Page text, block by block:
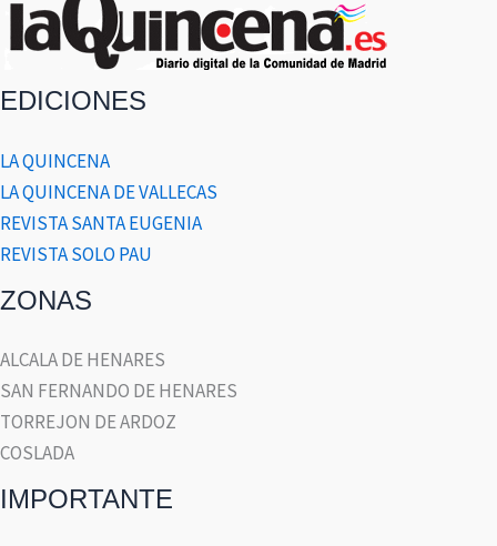
EDICIONES
LA QUINCENA
LA QUINCENA DE VALLECAS
REVISTA SANTA EUGENIA
REVISTA SOLO PAU
ZONAS
ALCALA DE HENARES
SAN FERNANDO DE HENARES
TORREJON DE ARDOZ
COSLADA
IMPORTANTE